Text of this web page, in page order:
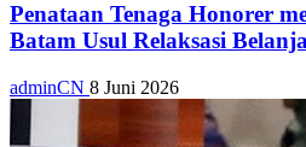
Penataan Tenaga Honorer
Batam Usul Relaksasi
adminCN 8 Juni 2026